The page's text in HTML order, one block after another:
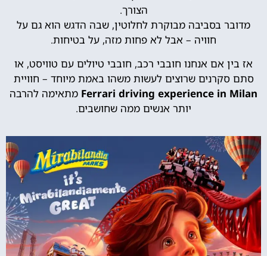
הצורך.
מדובר בסביבה מבוקרת לחלוטין, שבה הדגש הוא גם על
חוויה – אבל לא פחות מזה, על בטיחות.
אז בין אם אנחנו חובבי רכב, חובבי טיולים עם טוויסט, או
סתם סקרנים שרוצים לעשות משהו באמת מיוחד – חוויית
Ferrari driving experience in Milan מתאימה להרבה
יותר אנשים ממה שחושבים.